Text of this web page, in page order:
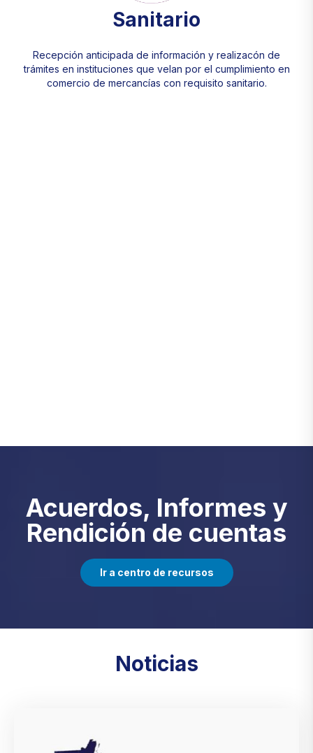
Sanitario
Recepción anticipada de información y realizacón de
trámites en instituciones que velan por el cumplimiento en
comercio de mercancías con requisito sanitario.
Acuerdos, Informes y
Rendición de cuentas
Ir a centro de recursos
Noticias